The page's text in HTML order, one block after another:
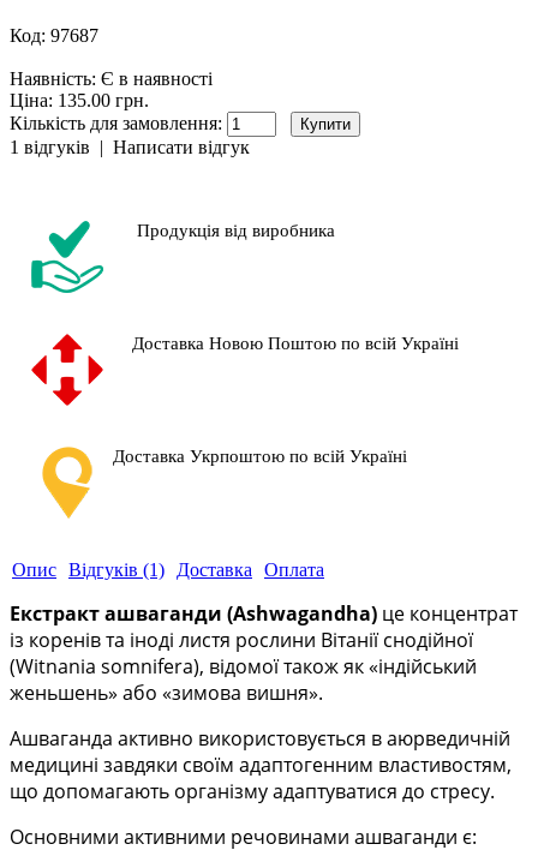
Код: 97687
Наявність: Є в наявності
Ціна: 135.00 грн.
Кількість для замовлення:
1 відгуків | Написати відгук
Продукція від виробника
Доставка Новою Поштою по всій Україні
Доставка Укрпоштою по всій Україні
Опис Відгуків (1) Доставка Оплата
Екстракт ашваганди (Ashwagandha) це концентрат
із коренів та іноді листя рослини Вітаніїснодійної
(Witnania somnifera), відомої також як «індійський
женьшень» або «зимова вишня».
Ашваганда активно використовується в аюрведичній
медицині завдяки своїм адаптогенним властивостям,
що допомагають організму адаптуватися до стресу.
Основними активними речовинами ашваганди є: